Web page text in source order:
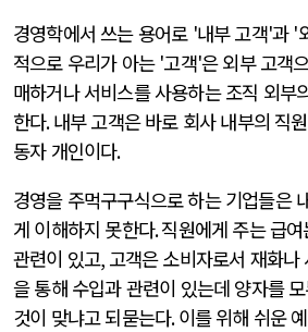
경영학에서 쓰는 용어로 '내부 고객'과 '
적으로 우리가 아는 '고객'은 외부 고객
매하거나 서비스를 사용하는 조직 외부
한다.내부 고객은 바로 회사 내부의 직
동자 개인이다.
경영을 주먹구구식으로 하는 기업들은
게 이해하지 못한다.직원에게 주는 급
관련이 있고, 고객은 소비자로서 재화
을 통해 수입과 관련이 있는데 양자를
것이 맞냐고 되묻는다.이를 위해 쉬운